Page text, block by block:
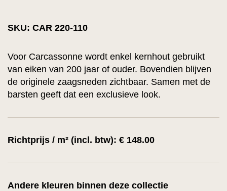
SKU: CAR 220-110
Voor Carcassonne wordt enkel kernhout gebruikt
van eiken van 200 jaar of ouder. Bovendien blijven
de originele zaagsneden zichtbaar. Samen met de
barsten geeft dat een exclusieve look.
Richtprijs / m² (incl. btw): € 148.00
Andere kleuren binnen deze collectie